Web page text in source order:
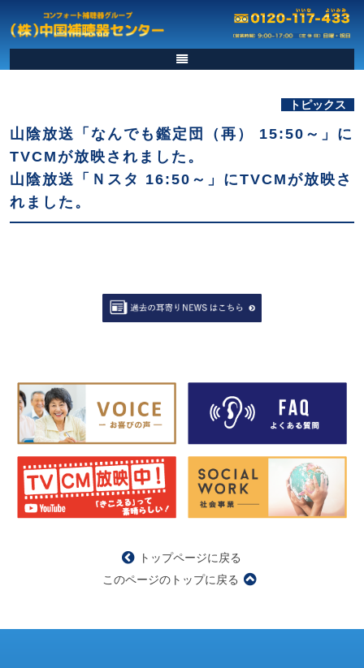
トピックス
山陰放送「なんでも鑑定団（再） 15:50～」に
TVCMが放映されました。
山陰放送「Ｎスタ 16:50～」にTVCMが放映さ
れました。
トップページに戻る
このページのトップに戻る